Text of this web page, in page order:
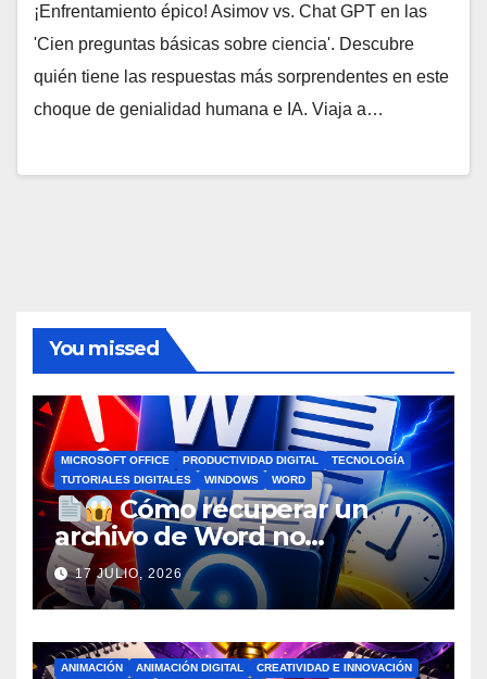
¡Enfrentamiento épico! Asimov vs. Chat GPT en las
'Cien preguntas básicas sobre ciencia'. Descubre
quién tiene las respuestas más sorprendentes en este
choque de genialidad humana e IA. Viaja a…
You missed
MICROSOFT OFFICE PRODUCTIVIDAD DIGITAL
TECNOLOGÍA
TUTORIALES DIGITALES
WINDOWS WORD
Cómo recuperar un
archivo de Word no
guardado antes de entrar en
pánico
17 JULIO, 2026
ANIMACIÓN ANIMACIÓN DIGITAL
CREATIVIDAD E INNOVACIÓN